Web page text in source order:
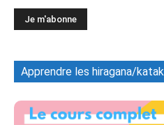
Apprendre les hiragana/